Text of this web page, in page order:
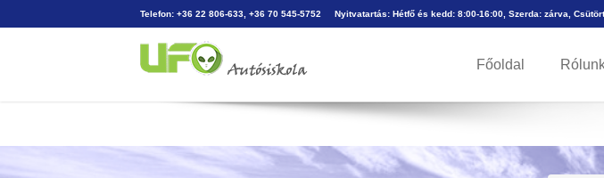
Telefon: +36 22 806-633, +36 70 545-5752 Nyitvatartás: Hétfő és kedd: 8:00-16:00, Szerda: zárva,
Főoldal